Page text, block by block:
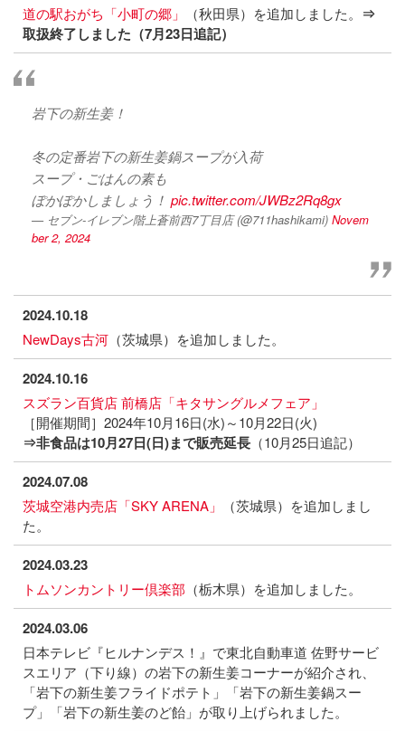
道の駅おがち「小町の郷」 （秋田県）を追加しました。 ⇒
取扱終了しました（7月23日追記）
岩下の新生姜！
冬の定番岩下の新生姜鍋スープが入荷
スープ・ごはんの素も
ぽかぽかしましょう！ pic.twitter.com/JWBz2Rq8gx
— セブン-イレブン階上蒼前西7丁目店 (@711hashikami) Novem
ber 2, 2024
2024.10.18
NewDays古河 （茨城県）を追加しました。
2024.10.16
スズラン百貨店 前橋店「キタサングルメフェア」
［開催期間］2024年10月16日(水)～10月22日(火)
⇒非食品は10月27日(日)まで販売延長 （10月25日追記）
2024.07.08
茨城空港内売店「SKY ARENA」
（茨城県）を追加しまし
た。
2024.03.23
トムソンカントリー倶楽部 （栃木県）を追加しました。
2024.03.06
日本テレビ『ヒルナンデス！』で東北自動車道 佐野サービ
スエリア（下り線）の岩下の新生姜コーナーが紹介され、
「岩下の新生姜フライドポテト」「岩下の新生姜鍋スー
プ」「岩下の新生姜のど飴」が取り上げられました。